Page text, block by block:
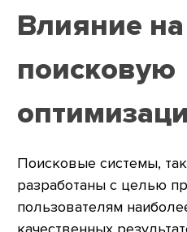
Влияние на
поисковую
Поисковые системы,
разработаны с целью
пользователям